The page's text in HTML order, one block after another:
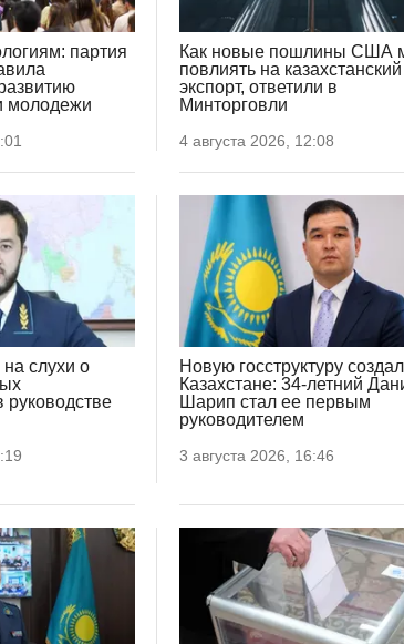
партия
молодежи
Как новые пошлины США
повлиять на казахстанский
экспорт, ответили в
Минторговли
4 августа 2026, 12:08
слухи о
руководстве
Новую госструктуру
Казахстане: 34-летний
Шарип стал ее первым
руководителем
3 августа 2026, 16:46